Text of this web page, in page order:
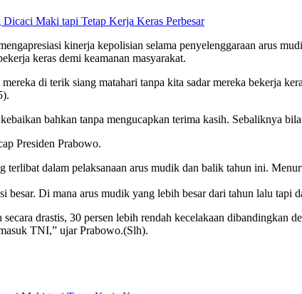
Perbesar
kinerja kepolisian selama penyelenggaraan arus
keras demi keamanan masyarakat.
di terik siang matahari tanpa kita sadar mereka bekerja
bahkan tanpa mengucapkan terima kasih. Sebaliknya
Presiden Prabowo.
dalam pelaksanaan arus mudik dan balik tahun ini.
Di mana arus mudik yang lebih besar dari tahun lalu tapi
drastis, 30 persen lebih rendah kecelakaan dibandingkan
TNI,” ujar Prabowo.(Slh).